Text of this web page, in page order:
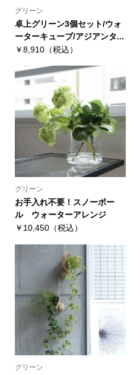
グリーン
卓上グリーン3個セット/ウォ
ーターキューブ/アジアンタ...
￥8,910（税込）
グリーン
お手入れ不要！スノーボー
ル ウォーターアレンジ
￥10,450（税込）
グリーン